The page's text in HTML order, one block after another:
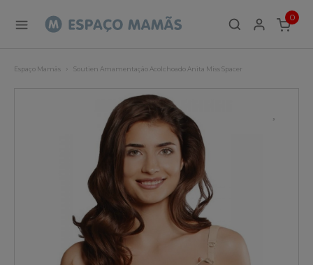
0
ITEMS
Espaço Mamãs Soutien Amamentação Acolchoado Anita Miss Spacer